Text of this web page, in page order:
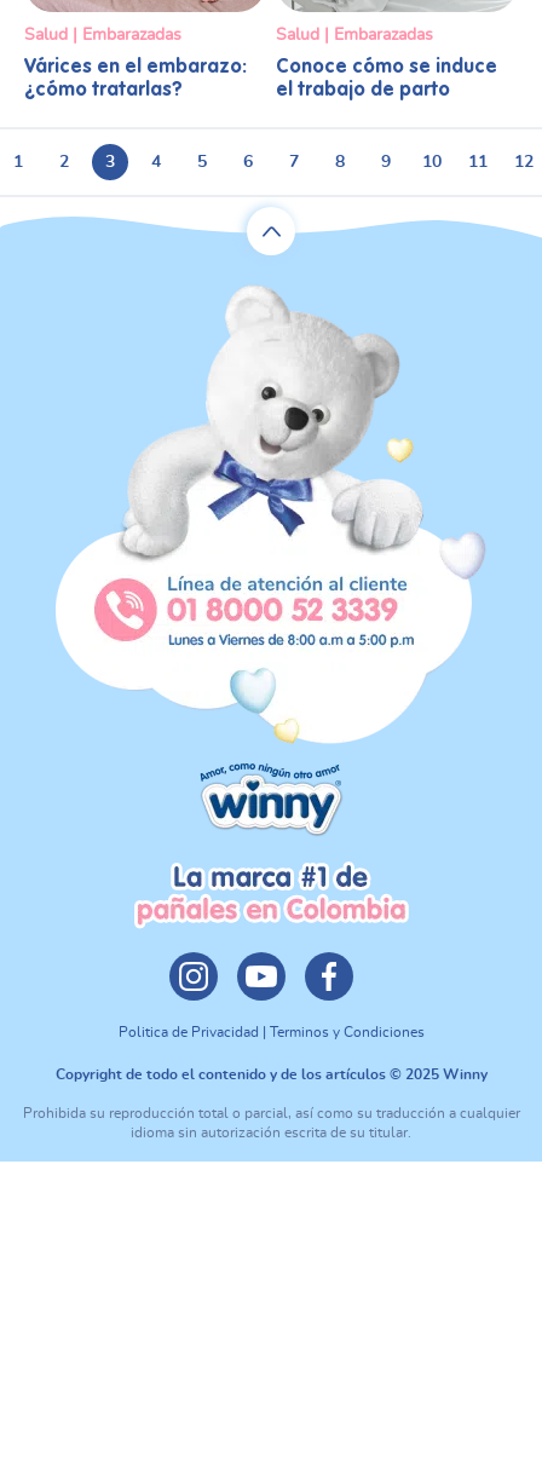
Salud | Embarazadas
Várices en el embarazo:
¿cómo tratarlas?
Salud | Embarazadas
Conoce cómo se induce
el trabajo de parto
1 2 3 4 5 6 7 8 9 10 11 12
Politica de Privacidad | Terminos y Condiciones
Copyright de todo el contenido y de los artículos © 2025 Winny
Prohibida su reproducción total o parcial, así como su traducción a cualquier
idioma sin autorización escrita de su titular.